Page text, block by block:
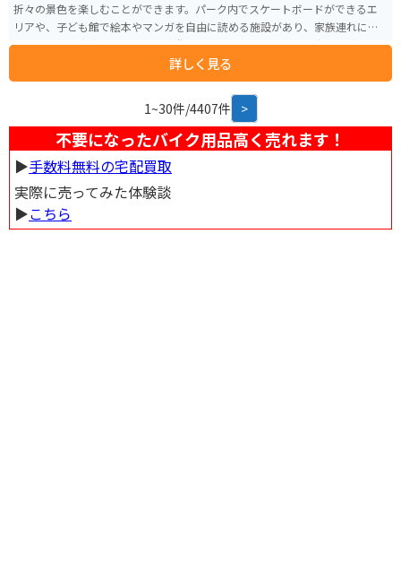
折々の景色を楽しむことができます。パーク内でスケートボードができるエ
リアや、子ども館で絵本やマンガを自由に読める施設があり、家族連れにも
嬉しい設備が充実しています。水遊びができる池やトライアル広場など、アク
ティブに楽しめるスポットも多数あります。 入園料は無料なので、ツーリン
グの休憩などにも気軽に利用できます。釣りスポット、フェリー乗り場もあ
り、週末はイベントなども行われています。貸し自転車や図書館、船のアス
レチックなどもあり、老若男女問わず楽しめるスポットです。JR呉線〈呉ポ
ートピア〉下車すぐ、無料駐車場500台。広島呉道路からもアクセス良好で
す。
詳しく見る
1~30件/4407件 >
不要になったバイク用品高く売れます！
▶︎手数料無料の宅配買取
実際に売ってみた体験談
▶︎こちら